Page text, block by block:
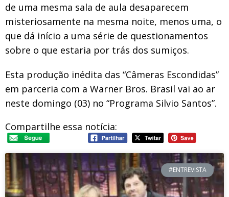
de uma mesma sala de aula desaparecem
misteriosamente na mesma noite, menos uma, o
que dá início a uma série de questionamentos
sobre o que estaria por trás dos sumiços.
Esta produção inédita das “Câmeras Escondidas”
em parceria com a Warner Bros. Brasil vai ao ar
neste domingo (03) no “Programa Silvio Santos”.
Compartilhe essa notícia:
#ENTREVISTA